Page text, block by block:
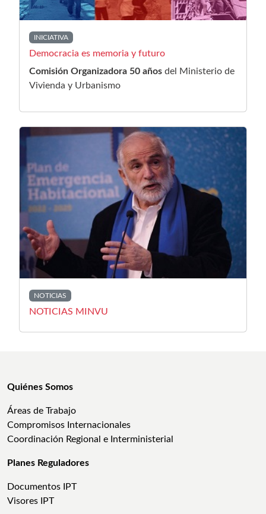
INICIATIVA
Democracia es memoria y futuro
Comisión Organizadora 50 años del Ministerio de
Vivienda y Urbanismo
NOTICIAS
NOTICIAS MINVU
Quiénes Somos
Áreas de Trabajo
Compromisos Internacionales
Coordinación Regional e Interministerial
Planes Reguladores
Documentos IPT
Visores IPT